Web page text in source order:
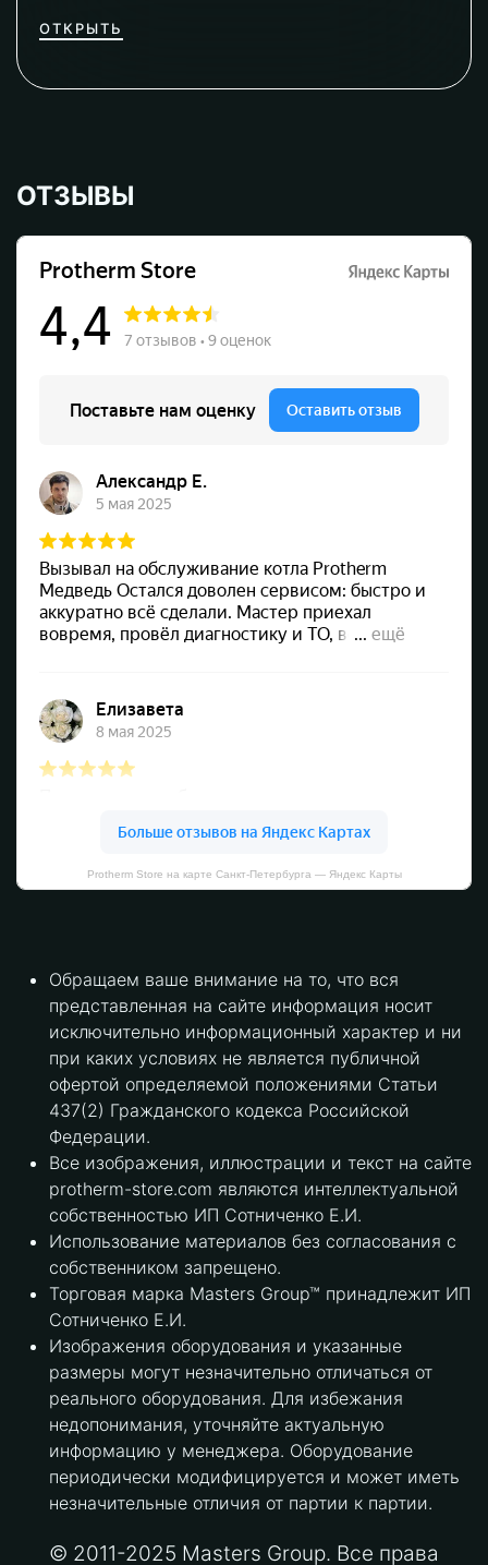
ОТКРЫТЬ
ОТЗЫВЫ
Protherm Store на карте Санкт‑Петербурга — Яндекс Карты
Обращаем ваше внимание на то, что вся
представленная на сайте информация носит
исключительно информационный характер и ни
при каких условиях не является публичной
офертой определяемой положениями Статьи
437(2) Гражданского кодекса Российской
Федерации.
Все изображения, иллюстрации и текст на сайте
protherm-store.com являются интеллектуальной
собственностью ИП Сотниченко Е.И.
Использование материалов без согласования с
собственником запрещено.
Торговая марка Masters Group™ принадлежит ИП
Сотниченко Е.И.
Изображения оборудования и указанные
размеры могут незначительно отличаться от
реального оборудования. Для избежания
недопонимания, уточняйте актуальную
информацию у менеджера. Оборудование
периодически модифицируется и может иметь
незначительные отличия от партии к партии.
© 2011-2025 Masters Group. Все права